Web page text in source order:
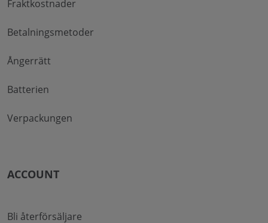
Fraktkostnader
Betalningsmetoder
Ångerrätt
Batterien
Verpackungen
ACCOUNT
Bli återförsäljare